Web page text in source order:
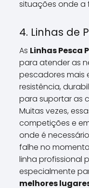
situações onde a
4. Linhas de
As Linhas Pesca
para atender as
pescadores mais
resistência,
para suportar as
Muitas vezes,
competições e
onde é
falhe no
linha profissional
especialmente
melhores